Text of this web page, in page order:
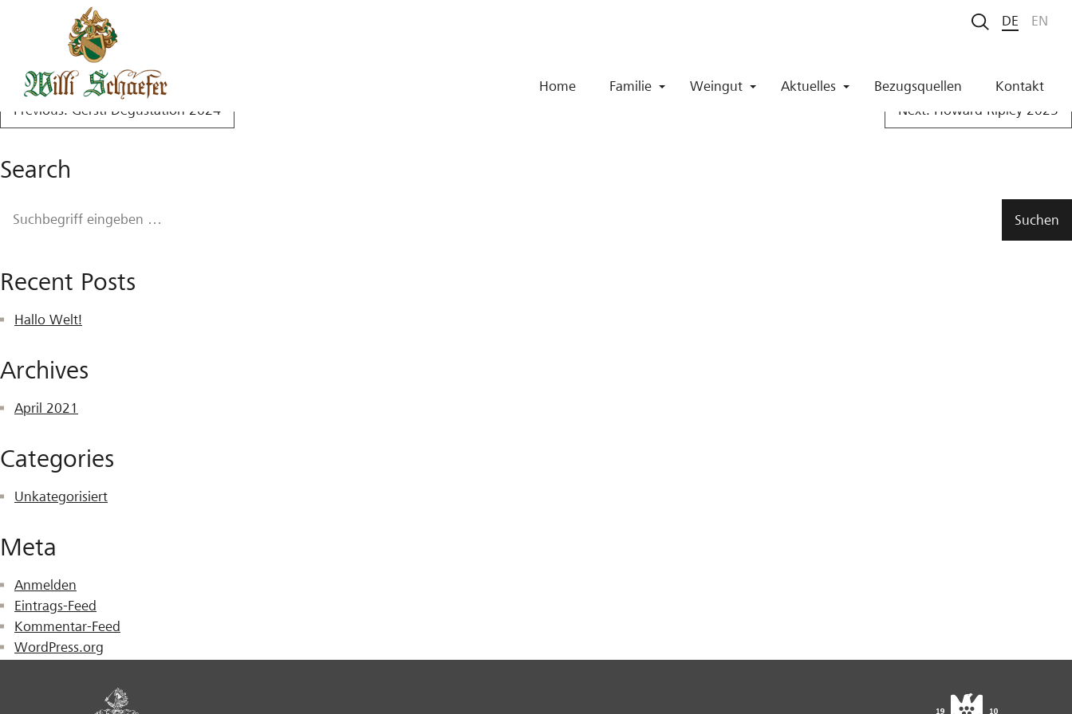
DE EN
Home Familie Weingut Aktuelles Bezugsquellen Kontakt
Versteigerung 2025
Beitragsnavigation
Previous: Gerstl Degustation 2024 Next: Howard Ripley 2025
Search
Recent Posts
Hallo Welt!
Archives
April 2021
Categories
Unkategorisiert
Meta
Anmelden
Eintrags-Feed
Kommentar-Feed
WordPress.org